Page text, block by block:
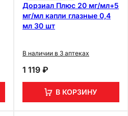
Дорзиал Плюс 20 мг/мл+5
мг/мл капли глазные 0,4
мл 30 шт
В наличии в 3 аптеках
1 119 ₽
В КОРЗИНУ